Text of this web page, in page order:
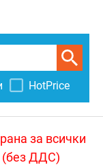
HotPrice
за всички
(без ДДС)